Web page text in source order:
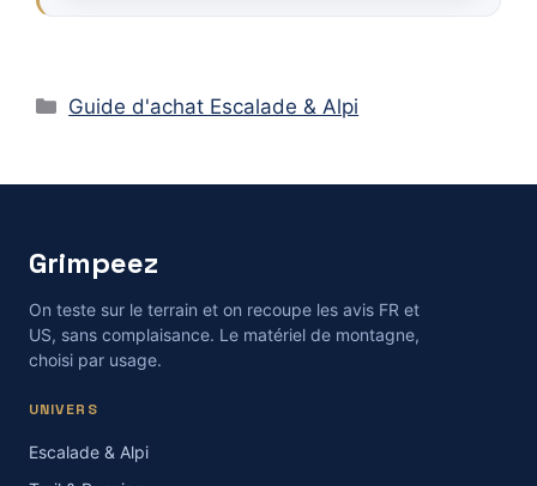
Catégories
Guide d'achat Escalade & Alpi
Grimpeez
On teste sur le terrain et on recoupe les avis FR et
US, sans complaisance. Le matériel de montagne,
choisi par usage.
UNIVERS
Escalade & Alpi